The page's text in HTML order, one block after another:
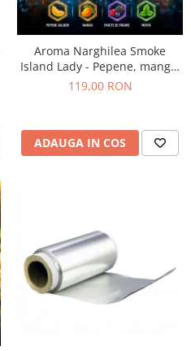
Aroma Narghilea Smoke
Island Lady - Pepene, mango,
fructe de padure cu menta,
119,00 RON
ADAUGA IN COS